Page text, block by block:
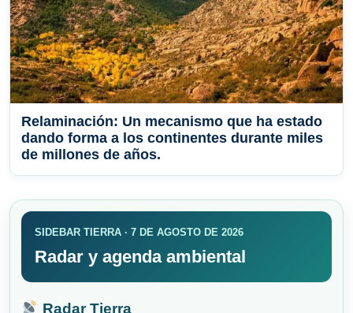
Relaminación: Un mecanismo que ha estado
dando forma a los continentes durante miles
de millones de años.
SIDEBAR TIERRA · 7 DE AGOSTO DE 2026
Radar y agenda ambiental
Radar Tierra